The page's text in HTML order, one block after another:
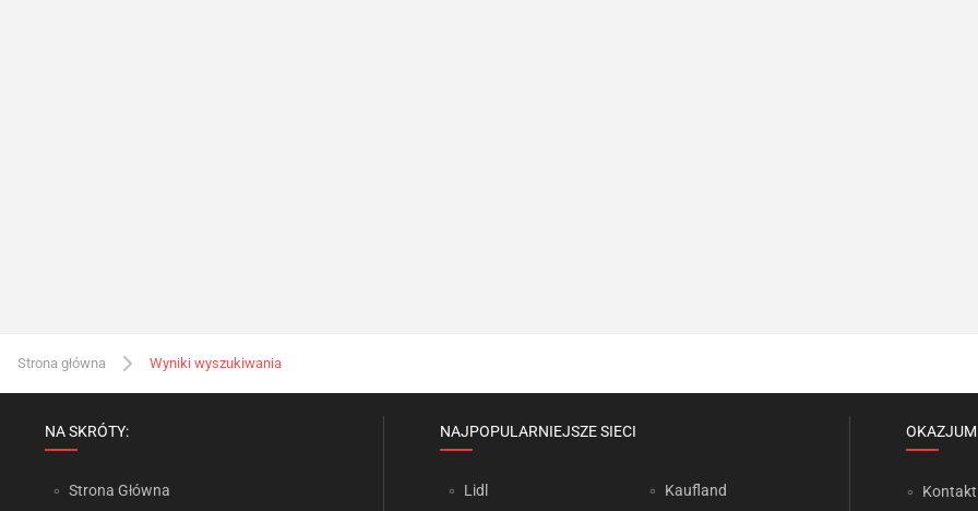
Strona główna Wyniki wyszukiwania
NA SKRÓTY:
Strona Główna
NAJPOPULARNIEJSZE SIECI
Lidl Kaufland Kontakt